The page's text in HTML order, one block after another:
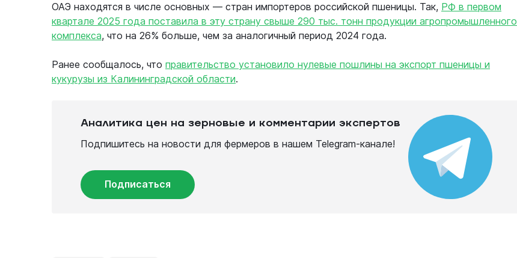
ОАЭ находятся в числе основных — стран импортеров российской пшеницы. Так, РФ в первом
квартале 2025 года поставила в эту страну свыше 290 тыс. тонн продукции агропромышленного
комплекса, что на 26% больше, чем за аналогичный период 2024 года.
Ранее сообщалось, что правительство установило нулевые пошлины на экспорт пшеницы и
кукурузы из Калининградской области.
Аналитика цен на зерновые и комментарии экспертов
Подпишитесь на новости для фермеров в нашем Telegram-канале!
Подписаться